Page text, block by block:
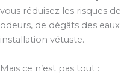
vous réduisez les risques
odeurs, de dégâts des
installation vétuste.
Mais ce n’est pas tout :